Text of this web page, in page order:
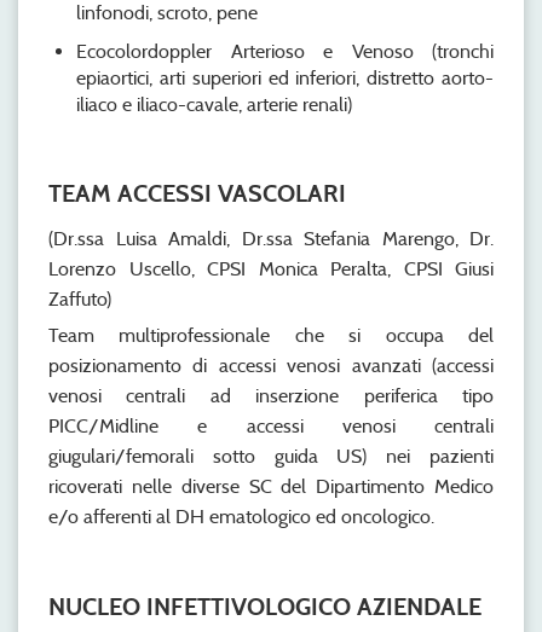
linfonodi, scroto, pene
Ecocolordoppler Arterioso e Venoso (tronchi
epiaortici, arti superiori ed inferiori, distretto aorto-
iliaco e iliaco-cavale, arterie renali)
TEAM ACCESSI VASCOLARI
(Dr.ssa Luisa Amaldi, Dr.ssa Stefania Marengo, Dr.
Lorenzo Uscello, CPSI Monica Peralta, CPSI Giusi
Zaffuto)
Team multiprofessionale che si occupa del
posizionamento di accessi venosi avanzati (accessi
venosi centrali ad inserzione periferica tipo
PICC/Midline e accessi venosi centrali
giugulari/femorali sotto guida US) nei pazienti
ricoverati nelle diverse SC del Dipartimento Medico
e/o afferenti al DH ematologico ed oncologico.
NUCLEO INFETTIVOLOGICO AZIENDALE